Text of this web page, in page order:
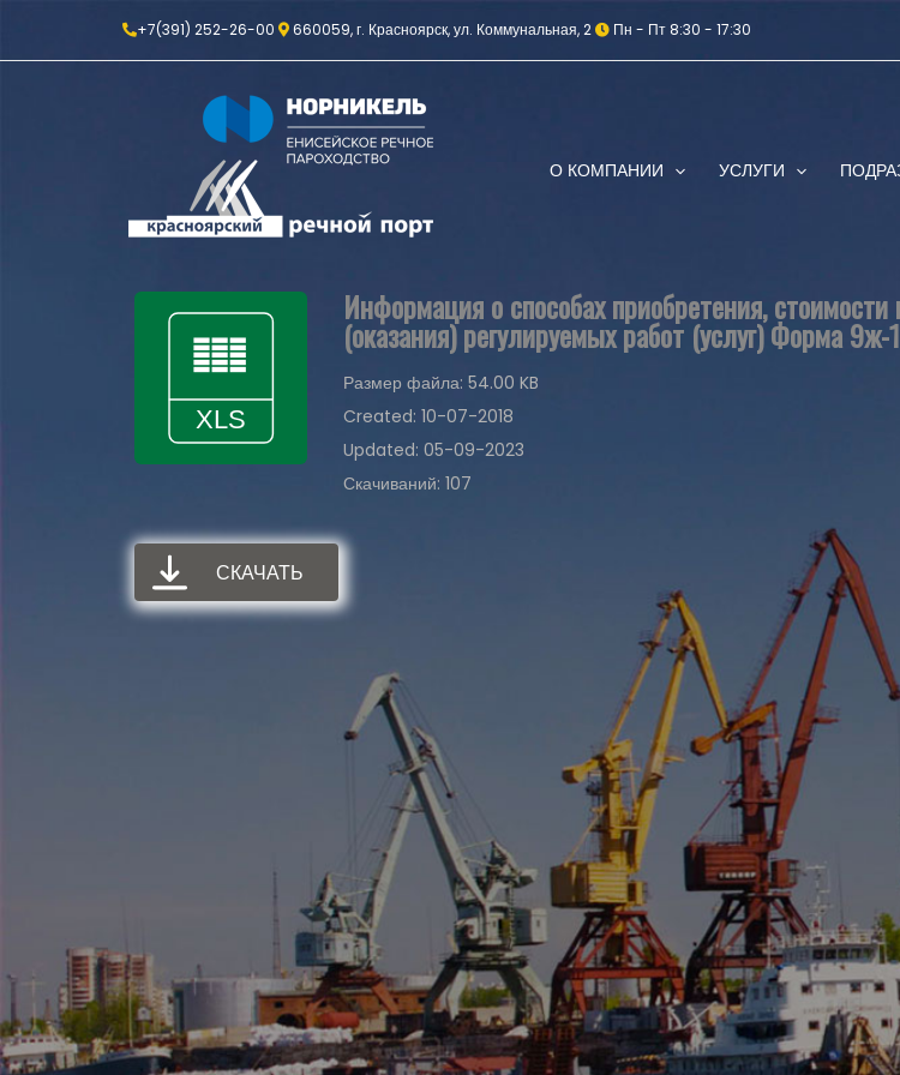
+7(391) 252-26-00 660059, г. Красноярск, ул. Коммунальная, 2 Пн - Пт 8:30 - 17:30
О КОМПАНИИ УСЛУГИ
Информация о способах приобретения,
(оказания) регулируемых работ (услуг) Форма 9ж-
Размер файла: 54.00 KB
Created: 10-07-2018
Updated: 05-09-2023
Скачиваний: 107
СКАЧАТЬ